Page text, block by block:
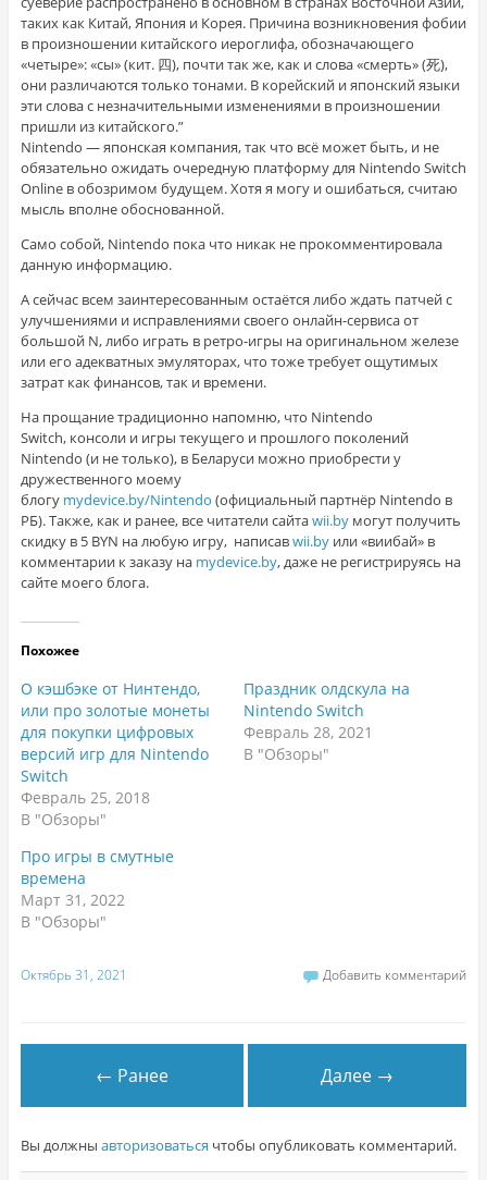
таких как Китай,Япония и Корея. Причина возникновения фобии
в произношении китайского иероглифа, обозначающего
«четыре»: «сы» (кит. 四), почти так же, как и слова «смерть» (死),
они различаются только тонами. В корейскийияпонскийязыки
эти слова с незначительными изменениями в произношении
пришли из китайского.”
Nintendo — японская компания, так что всё может быть, и не
обязательно ожидать очередную платформу для Nintendo Switch
Online в обозримом будущем. Хотя я могу и ошибаться, считаю
мысль вполне обоснованной.
Само собой, Nintendo пока что никак не прокомментировала
данную информацию.
А сейчас всем заинтересованным остаётся либо ждать патчей с
улучшениями и исправлениями своего онлайн-сервиса от
большой N, либо играть в ретро-игры на оригинальном железе
или его адекватных эмуляторах, что тоже требует ощутимых
затрат как финансов, так и времени.
На прощание традиционно напомню, что Nintendo
Switch, консоли и игры текущего и прошлого поколений
Nintendo (и не только), в Беларуси можно приобрести у
дружественного моему
блогу mydevice.by/Nintendo (официальный партнёр Nintendo в
РБ). Также, как и ранее, все читатели сайтаwii.byмогут получить
скидку в 5 BYN на любую игру, написавwii.byили «виибай» в
комментарии к заказу на mydevice.by, даже не регистрируясь на
сайте моего блога.
Похожее
О кэшбэке от Нинтендо,
или про золотые монеты
для покупки цифровых
версий игр для Nintendo
Switch
Февраль 25, 2018
В "Обзоры"
Праздник олдскула на
Nintendo Switch
Февраль 28, 2021
В "Обзоры"
Про игры в смутные
времена
Март 31, 2022
В "Обзоры"
Октябрь 31, 2021 Добавить комментарий
← Ранее Далее →
Вы должны авторизоваться чтобы опубликовать комментарий.